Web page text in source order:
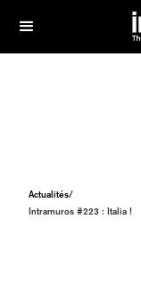
Actualités/
Intramuros #223 : Italia !